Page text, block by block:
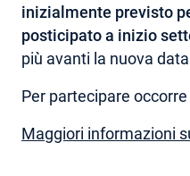
inizialmente previsto
posticipato a inizio
più avanti la nuova
Per partecipare
Maggiori informazioni